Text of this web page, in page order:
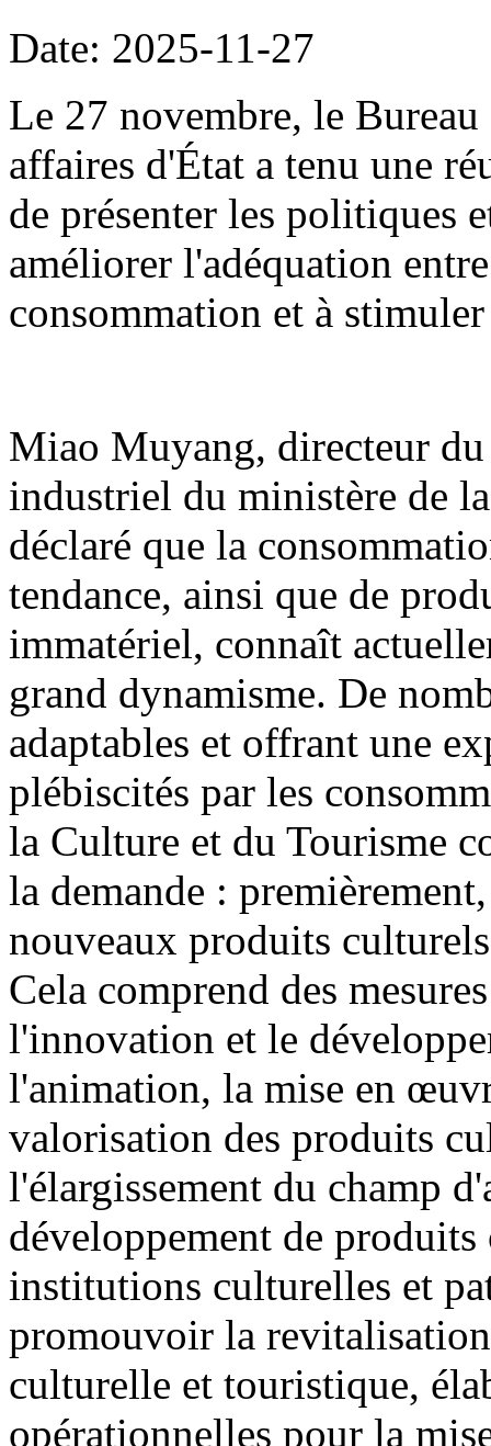
Date: 2025-11-27
Le 27 novembre, le
affaires d'État a tenu une
de présenter les politiques
améliorer l'adéquation
consommation et à
Miao Muyang, directeur
industriel du ministère de
déclaré que la
tendance, ainsi que de
immatériel, connaît
grand dynamisme. De
adaptables et offrant une
plébiscités par les
la Culture et du Tourisme
la demande :
nouveaux produits
Cela comprend des
l'innovation et le
l'animation, la mise en
valorisation des produits
l'élargissement du champ
développement de
institutions culturelles et
promouvoir la
culturelle et touristique,
opérationnelles pour la